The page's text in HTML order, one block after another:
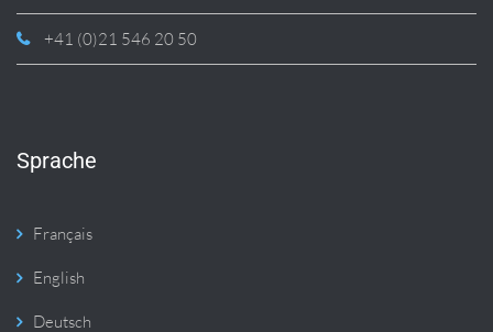
+41 (0)21 546 20 50
Sprache
Français
English
Deutsch